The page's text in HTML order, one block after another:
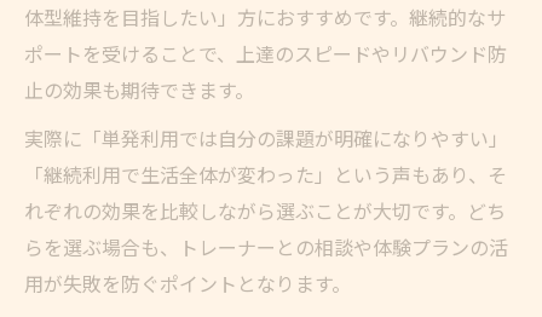
体型維持を目指したい」方におすすめです。継続的なサ
ポートを受けることで、上達のスピードやリバウンド防
止の効果も期待できます。
実際に「単発利用では自分の課題が明確になりやすい」
「継続利用で生活全体が変わった」という声もあり、そ
れぞれの効果を比較しながら選ぶことが大切です。どち
らを選ぶ場合も、トレーナーとの相談や体験プランの活
用が失敗を防ぐポイントとなります。